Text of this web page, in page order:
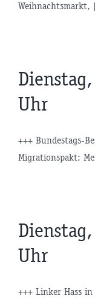
Weihnachtsmarkt,
Uhr
+++ Bundestags-
Migrationspakt:
Uhr
+++ Linker Hass